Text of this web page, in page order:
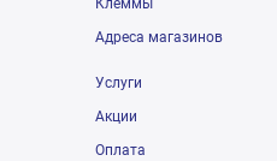
Клеммы
Адреса магазинов
Услуги
Акции
Оплата